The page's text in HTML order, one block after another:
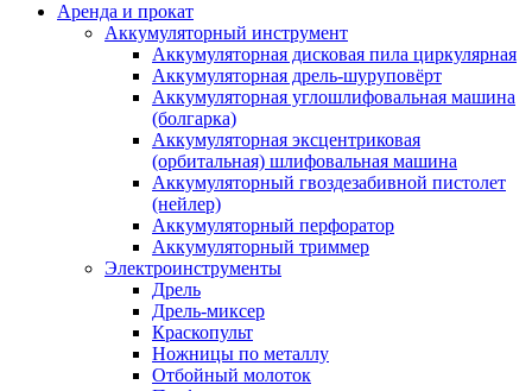
Аренда и прокат
Аккумуляторный инструмент
Аккумуляторная дисковая пила циркулярная
Аккумуляторная дрель-шуруповёрт
Аккумуляторная углошлифовальная машина
(болгарка)
Аккумуляторная эксцентриковая
(орбитальная) шлифовальная машина
Аккумуляторный гвоздезабивной пистолет
(нейлер)
Аккумуляторный перфоратор
Аккумуляторный триммер
Электроинструменты
Дрель
Дрель-миксер
Краскопульт
Ножницы по металлу
Отбойный молоток